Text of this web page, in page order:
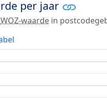
per jaar
WOZ-waarde in